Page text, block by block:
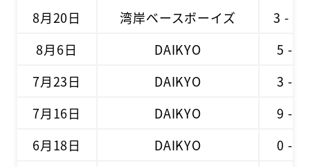
8月20日
湾岸ベースボーイズ
3 - 10
8月6日
DAIKYO
5 - 4
7月23日
DAIKYO
3 - 0
7月16日
DAIKYO
9 - 2
6月18日
DAIKYO
0 - 1